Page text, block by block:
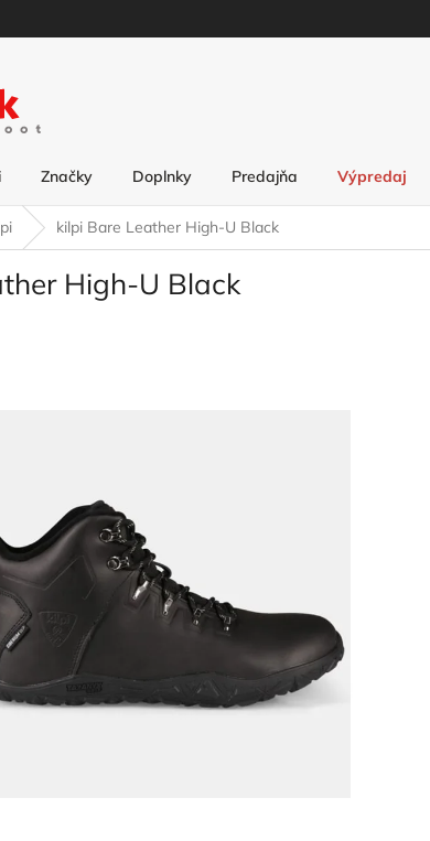
Značky Doplnky Predajňa Výpredaj
kilpi Bare Leather High-U Black
High-U Black